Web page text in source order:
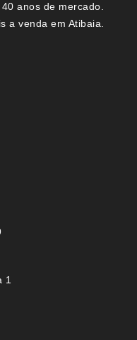
anos de mercado.
a venda em Atibaia.
1